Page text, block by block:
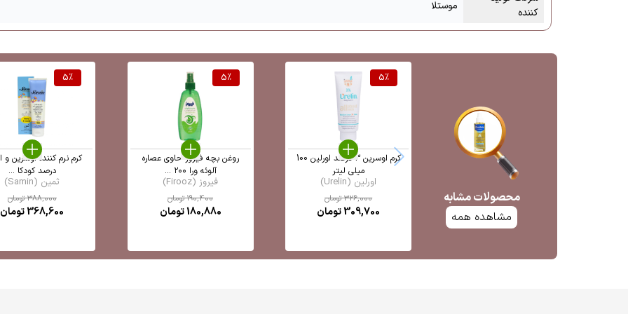
کننده
موستلا
محصولات مشابه
مشاهده همه
5%
کرم اوسرین 3 درصد اورلین 100
میلی لیتر
اورلین (Urelin)
326,000تومان
309,700تومان
5%
روغن بچه فیروز حاوی عصاره
آلوئه ورا ۲۰۰ ...
فیروز (Firooz)
190,400تومان
180,880تومان
5%
درصد کودکا ...
ثمین (Samin)
388,000تومان
368,600تومان